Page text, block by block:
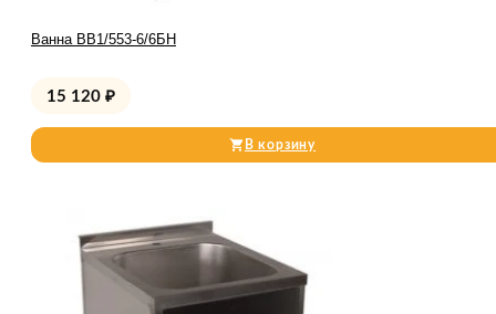
Ванна ВВ1/553-6/6БН
15 120 ₽
В корзину